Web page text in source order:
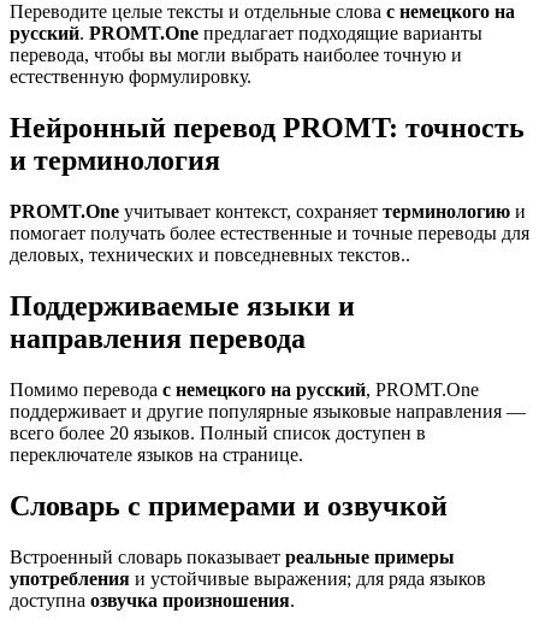
Переводите целые тексты и отдельные слова с немецкого на
русский. PROMT.One предлагает подходящие варианты
перевода, чтобы вы могли выбрать наиболее точную и
естественную формулировку.
Нейронный перевод PROMT: точность
и терминология
PROMT.One учитывает контекст, сохраняет терминологию и
помогает получать более естественные и точные переводы для
деловых, технических и повседневных текстов..
Поддерживаемые языки и
направления перевода
Помимо перевода с немецкого на русский, PROMT.One
поддерживает и другие популярные языковые направления —
всего более 20 языков. Полный список доступен в
переключателе языков на странице.
Словарь с примерами и озвучкой
Встроенный словарь показывает реальные примеры
употребления и устойчивые выражения; для ряда языков
доступна озвучка произношения.